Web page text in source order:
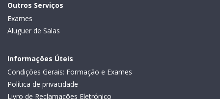
Outros Serviços
Exames
Aluguer de Salas
Informações Úteis
Condições Gerais: Formação e Exames
Política de privacidade
Livro de Reclamações Eletrónico